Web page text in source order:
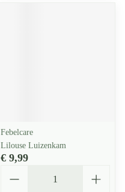
Febelcare
Lilouse Luizenkam
€ 9,99